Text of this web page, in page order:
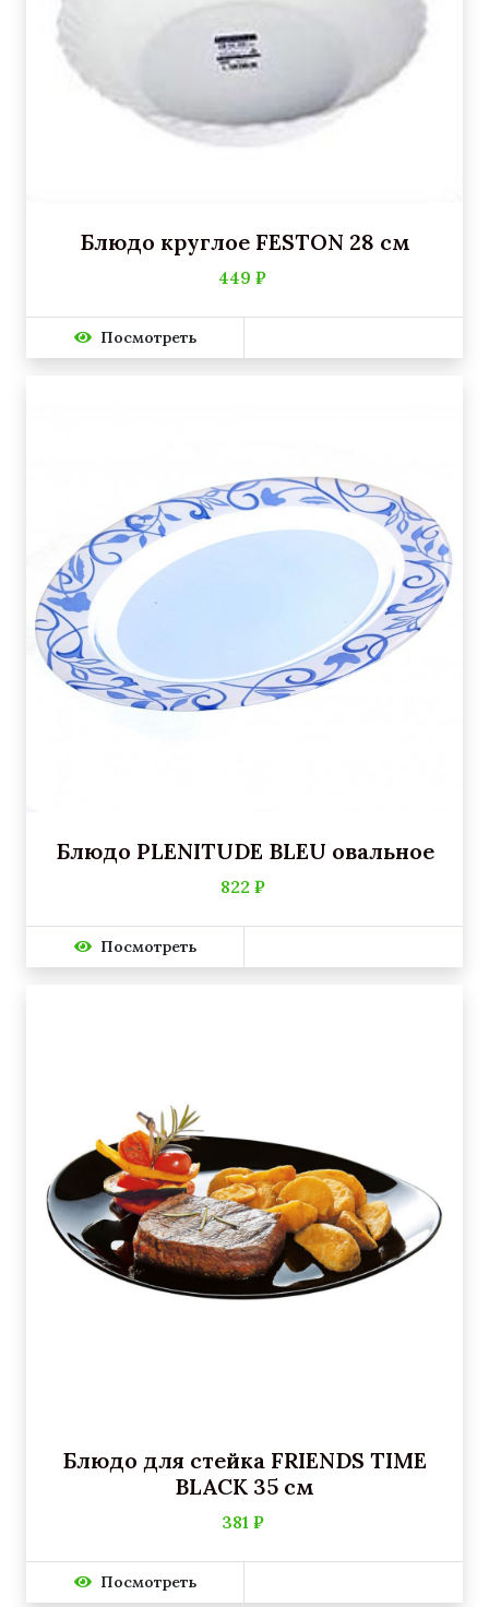
Блюдо круглое FESTON 28 см
449 ₽
Посмотреть
Блюдо PLENITUDE BLEU овальное
822 ₽
Посмотреть
Блюдо для стейка FRIENDS TIME
BLACK 35 см
381 ₽
Посмотреть